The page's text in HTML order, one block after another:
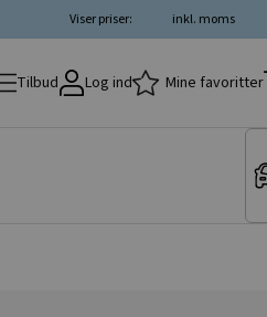
inkl. moms
Viser priser:
Tilbud Log ind Mine favoritter